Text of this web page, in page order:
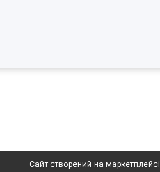
Сайт створений на маркетплейсі